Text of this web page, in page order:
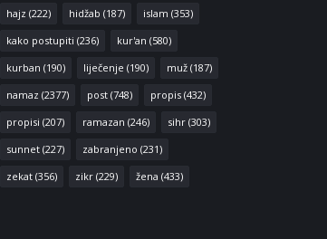
hajz (222) hidžab (187) islam (353)
kako postupiti (236) kur'an (580)
kurban (190) liječenje (190) muž(187)
namaz (2377) post(748) propis(432)
propisi (207) ramazan (246) sihr(303)
sunnet(227) zabranjeno (231)
zekat(356) zikr(229) žena (433)